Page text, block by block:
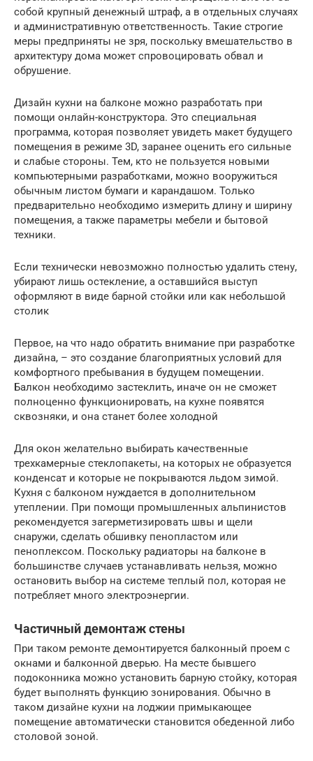
собой крупный денежный штраф, а в отдельных случаях
и административную ответственность. Такие строгие
меры предприняты не зря, поскольку вмешательство в
архитектуру дома может спровоцировать обвал и
обрушение.
Дизайн кухни на балконе можно разработать при
помощи онлайн-конструктора. Это специальная
программа, которая позволяет увидеть макет будущего
помещения в режиме 3D, заранее оценить его сильные
и слабые стороны. Тем, кто не пользуется новыми
компьютерными разработками, можно вооружиться
обычным листом бумаги и карандашом. Только
предварительно необходимо измерить длину и ширину
помещения, а также параметры мебели и бытовой
техники.
Если технически невозможно полностью удалить стену,
убирают лишь остекление, а оставшийся выступ
оформляют в виде барной стойки или как небольшой
столик
Первое, на что надо обратить внимание при разработке
дизайна, – это создание благоприятных условий для
комфортного пребывания в будущем помещении.
Балкон необходимо застеклить, иначе он не сможет
полноценно функционировать, на кухне появятся
сквозняки, и она станет более холодной
Для окон желательно выбирать качественные
трехкамерные стеклопакеты, на которых не образуется
конденсат и которые не покрываются льдом зимой.
Кухня с балконом нуждается в дополнительном
утеплении. При помощи промышленных альпинистов
рекомендуется загерметизировать швы и щели
снаружи, сделать обшивку пенопластом или
пеноплексом. Поскольку радиаторы на балконе в
большинстве случаев устанавливать нельзя, можно
остановить выбор на системе теплый пол, которая не
потребляет много электроэнергии.
Частичный демонтаж стены
При таком ремонте демонтируется балконный проем с
окнами и балконной дверью. На месте бывшего
подоконника можно установить барную стойку, которая
будет выполнять функцию зонирования. Обычно в
таком дизайне кухни на лоджии примыкающее
помещение автоматически становится обеденной либо
столовой зоной.